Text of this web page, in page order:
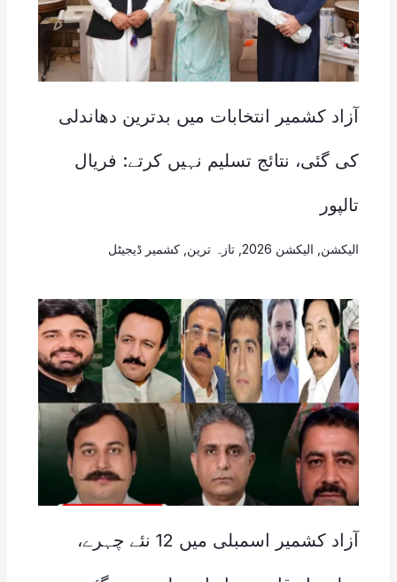
آزاد کشمیر انتخابات میں بدترین دھاندلی
کی گئی، نتائج تسلیم نہیں کرتے: فریال
تالپور
الیکشن الیکشن 2026 , تازہ ترین کشمیر ڈیجیٹل
آزاد کشمیر اسمبلی میں 12 نئے چہرے،